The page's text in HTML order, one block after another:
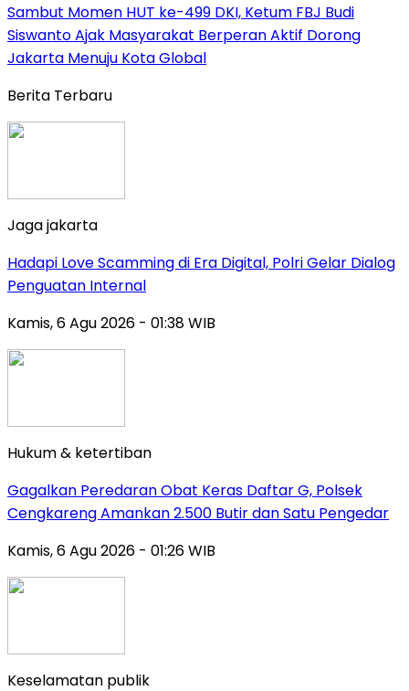
Sambut Momen HUT ke-499 DKI, Ketum FBJ Budi
Siswanto Ajak Masyarakat Berperan Aktif Dorong
Jakarta Menuju Kota Global
Berita Terbaru
Jaga jakarta
Hadapi Love Scamming di Era Digital, Polri Gelar Dialog
Penguatan Internal
Kamis, 6 Agu 2026 - 01:38 WIB
Hukum & ketertiban
Gagalkan Peredaran Obat Keras Daftar G, Polsek
Cengkareng Amankan 2.500 Butir dan Satu Pengedar
Kamis, 6 Agu 2026 - 01:26 WIB
Keselamatan publik